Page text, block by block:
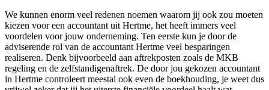
We kunnen enorm veel redenen noemen waarom jij ook zou moeten
kiezen voor een accountant uit Hertme, het heeft immers veel
voordelen voor jouw onderneming. Ten eerste kun je door de
adviserende rol van de accountant Hertme veel besparingen
realiseren. Denk bijvoorbeeld aan aftrekposten zoals de MKB
regeling en de zelfstandigenaftrek. De door jou gekozen accountant
in Hertme controleert meestal ook even de boekhouding, je weet dus